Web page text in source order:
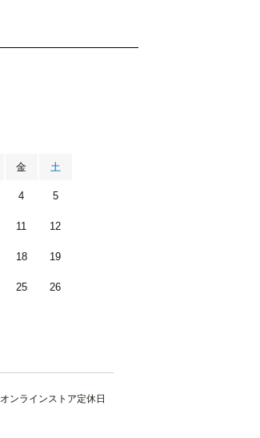
金 土
4 5
11 12
18 19
25 26
オンラインストア定休日